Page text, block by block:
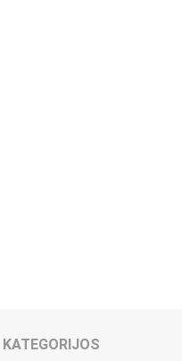
KATEGORIJOS